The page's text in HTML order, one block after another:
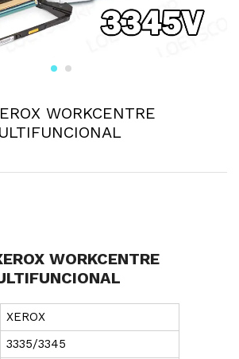
WORKCENTRE
WORKCENTRE
XEROX
3335/3345